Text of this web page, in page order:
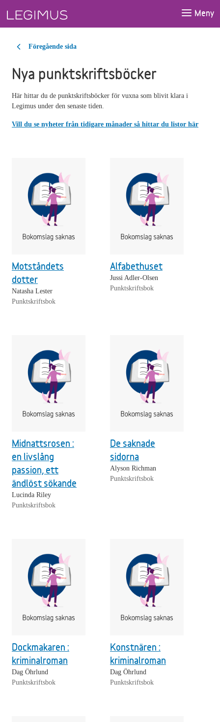
Meny
Föregående sida
Nya punktskriftsböcker
Här hittar du de punktskriftsböcker för vuxna som blivit klara i
Legimus under den senaste tiden.
Vill du se nyheter från tidigare månader så hittar du listor här
Motståndets
dotter
Natasha Lester
Punktskriftsbok
Alfabethuset
Jussi Adler-Olsen
Punktskriftsbok
Midnattsrosen :
en livslång
passion, ett
ändlöst sökande
Lucinda Riley
Punktskriftsbok
De saknade
sidorna
Alyson Richman
Punktskriftsbok
Dockmakaren :
kriminalroman
Dag Öhrlund
Punktskriftsbok
Konstnären :
kriminalroman
Dag Öhrlund
Punktskriftsbok